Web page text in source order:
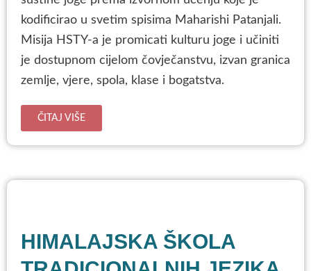
kodificirao u svetim spisima Maharishi Patanjali.
Misija HSTY-a je promicati kulturu joge i učiniti
je dostupnom cijelom čovječanstvu, izvan granica
zemlje, vjere, spola, klase i bogatstva.
ČITAJ VIŠE
HIMALAJSKA ŠKOLA